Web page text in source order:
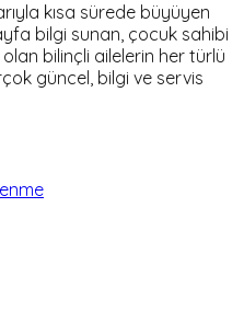
kısa sürede büyüyen
bilgi sunan, çocuk sahibi
bilinçli ailelerin her türlü
güncel, bilgi ve servis